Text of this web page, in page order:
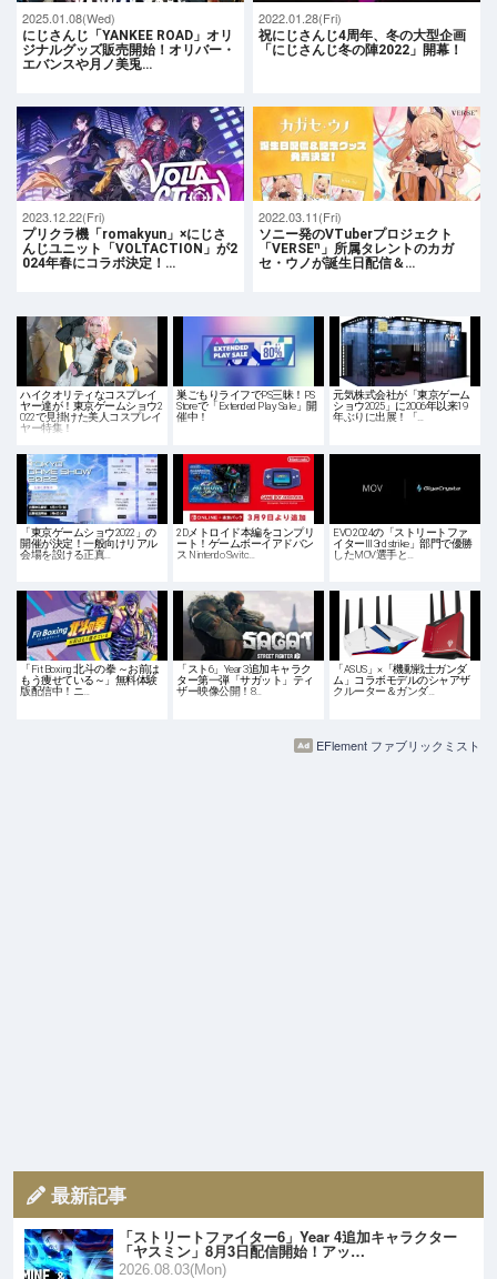
2025.01.08(Wed)
にじさんじ「YANKEE ROAD」オリ
ジナルグッズ販売開始！オリバー・
エバンスや月ノ美兎…
2022.01.28(Fri)
祝にじさんじ4周年、冬の大型企画
「にじさんじ冬の陣2022」開幕！
2023.12.22(Fri)
プリクラ機「romakyun」×にじさ
んじユニット「VOLTACTION」が2
024年春にコラボ決定！…
2022.03.11(Fri)
ソニー発のVTuberプロジェクト
「VERSEⁿ」所属タレントのカガ
セ・ウノが誕生日配信＆…
ハイクオリティなコスプレイ
ヤー達が！東京ゲームショウ2
022で見掛けた美人コスプレイ
ヤー特集！
巣ごもりライフでPS三昧！PS
Storeで「Extended Play Sale」開
催中！
元気株式会社が「東京ゲーム
ショウ2025」に2006年以来19
年ぶりに出展！「…
「東京ゲームショウ2022」の
開催が決定！一般向けリアル
会場を設ける正真…
2Dメトロイド本編をコンプリ
ート！ゲームボーイアドバン
ス Nintendo Switc…
EVO 2024の「ストリートファ
イターⅢ 3rd strike」部門で優勝
したMOV選手と…
「Fit Boxing 北斗の拳 ～お前は
もう痩せている～」無料体験
版配信中！ニ…
「スト6」Year 3追加キャラク
ター第一弾「サガット」ティ
ザー映像公開！8…
「ASUS」×「機動戦士ガンダ
ム」コラボモデルのシャアザ
クルーター＆ガンダ…
EFlement ファブリックミスト
最新記事
「ストリートファイター6」Year 4追加キャラクター
「ヤスミン」8月3日配信開始！アッ…
2026.08.03(Mon)